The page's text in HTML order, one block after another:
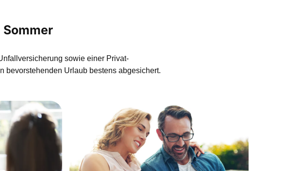
sowie einer Privat-
bevorstehenden Urlaub bestens abgesichert.